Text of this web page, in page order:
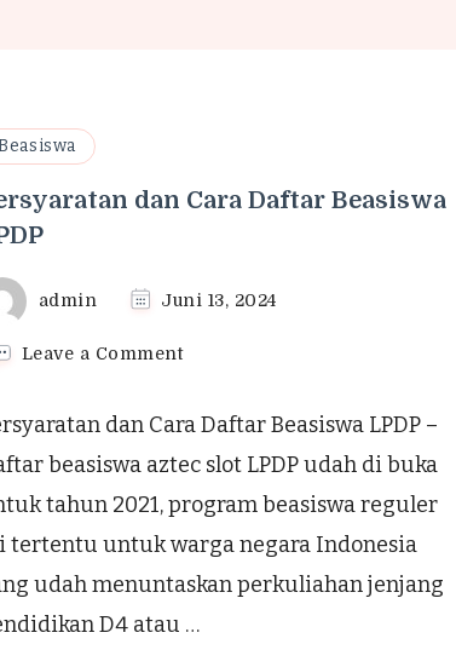
dan Cara Daftar Beasiswa
admin Juni 13, 2024
Leave a Commenton
Cara
Daftar
LPDP
dan Cara Daftar Beasiswa LPDP –
beasiswa aztec slot LPDP udah di buka
tahun 2021, program beasiswa reguler
tertentu untuk warga negara Indonesia
udah menuntaskan perkuliahan jenjang
D4 atau …